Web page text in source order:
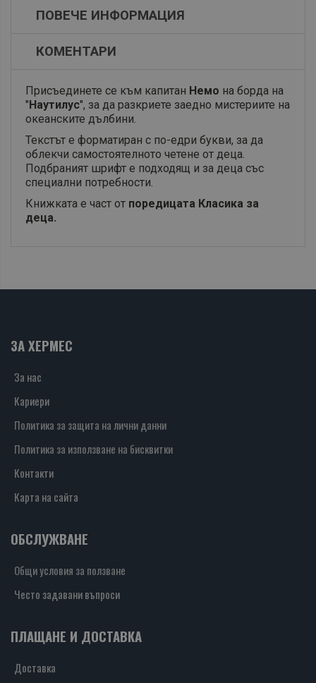
ПОВЕЧЕ ИНФОРМАЦИЯ
КОМЕНТАРИ
Присъединете се към капитан Немо на борда на
" Наутилус", за да разкриете заедно мистериите на
океанските дълбини.
Текстът е форматиран с по-едри букви, за да
облекчи самостоятелното четене от деца.
Подбраният шрифт е подходящ и за деца със
специални потребности.
Книжката е част от поредицата Класика за
деца.
ЗА ХЕРМЕС
За нас
Кариери
Политика за защита на лични данни
Политика за използване на бисквитки
Контакти
Карта на сайта
ОБСЛУЖВАНЕ
Общи условия за ползване
Често задавани въпроси
ПЛАЩАНЕ И ДОСТАВКА
Доставка